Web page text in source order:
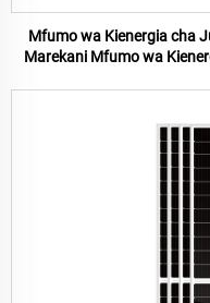
Mfumo wa Kienergia cha
Marekani Mfumo wa